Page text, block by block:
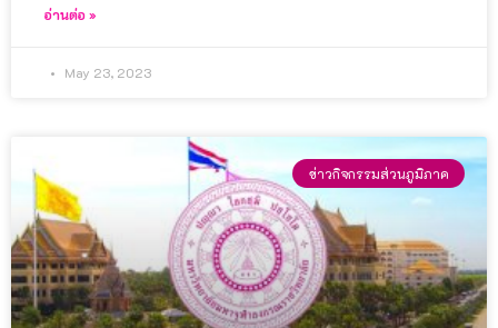
อ่านต่อ »
May 23, 2023
ข่าวกิจกรรมส่วนภูมิภาค